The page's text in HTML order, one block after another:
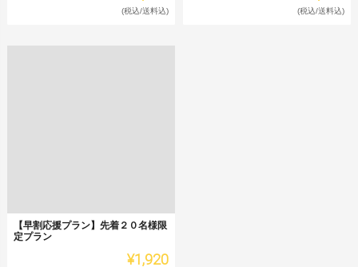
(税込/送料込) (税込/送料込)
【早割応援プラン】先着２０名様限
定プラン
¥1,920